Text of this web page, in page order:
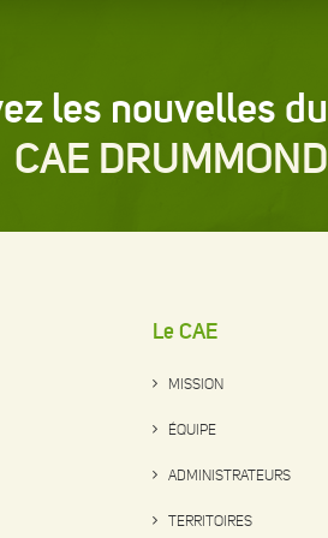
les nouvelles du
CAE DRUMMOND
Le CAE
MISSION
ÉQUIPE
ADMINISTRATEURS
TERRITOIRES